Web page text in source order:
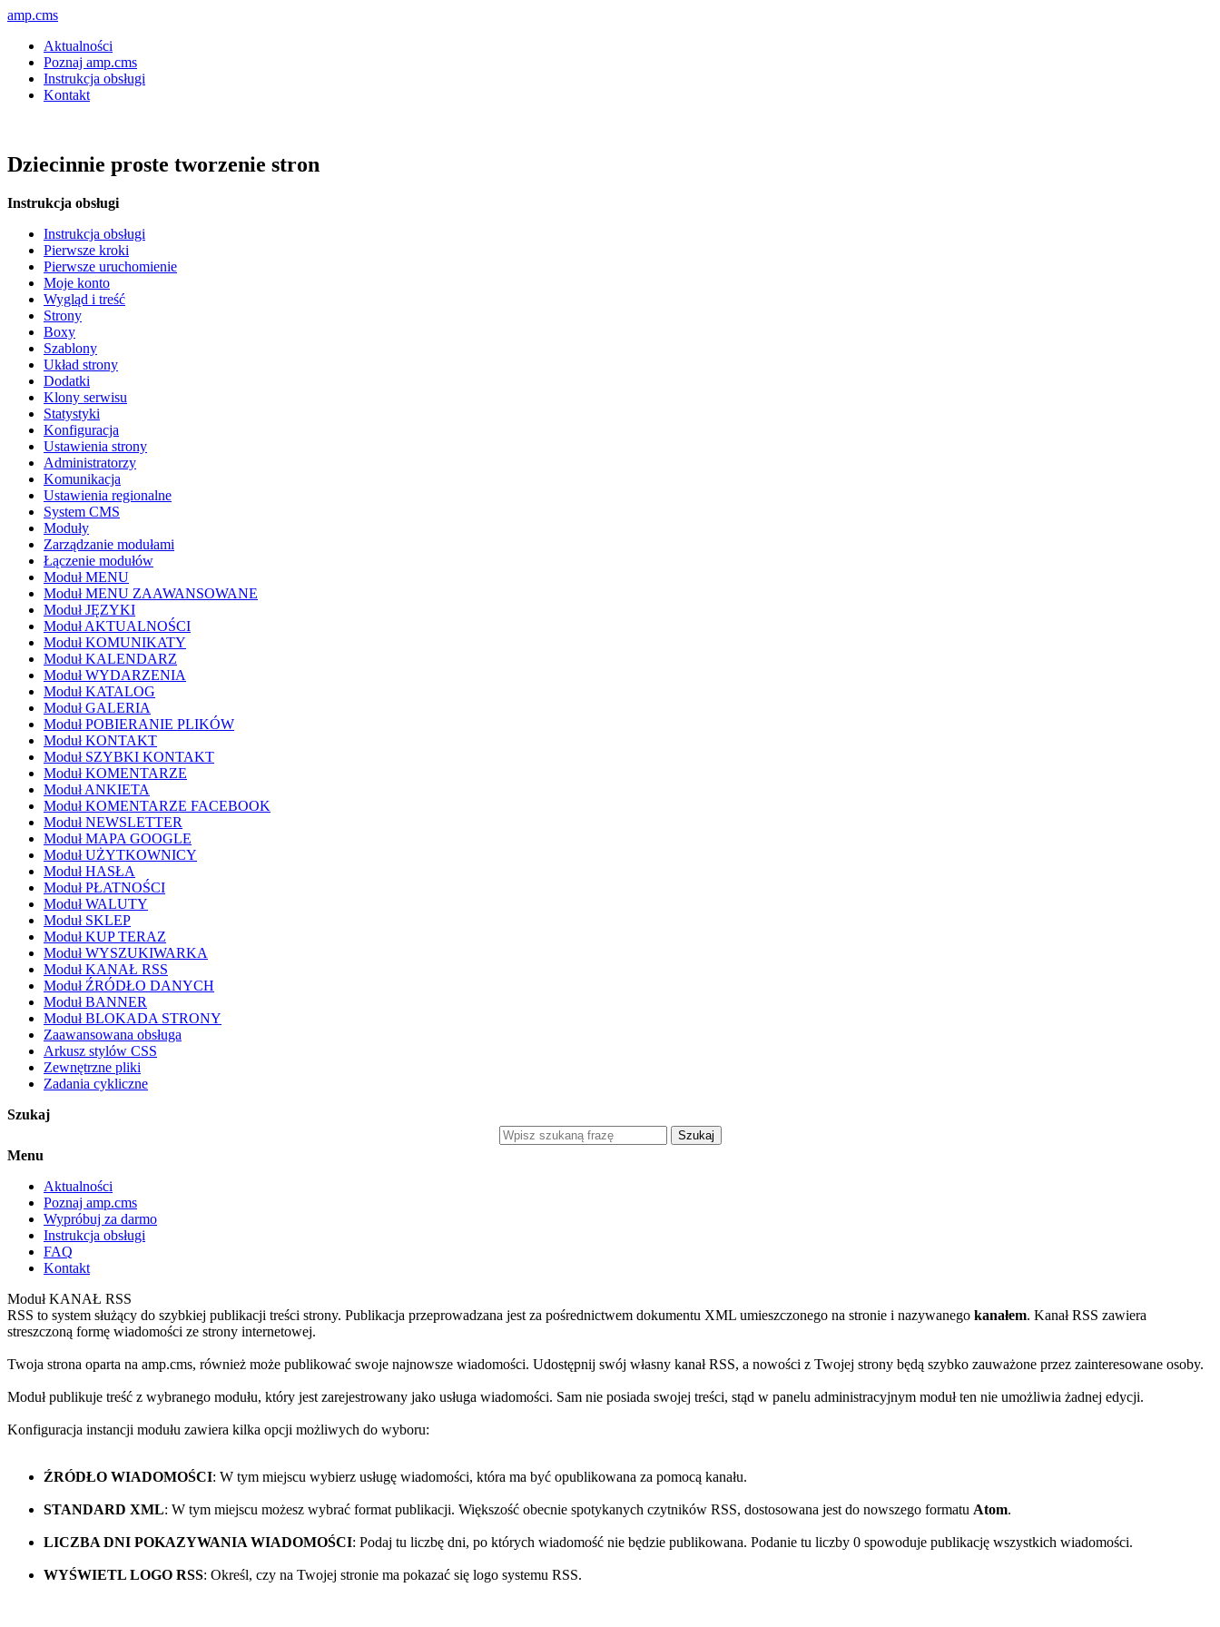
amp.cms
Aktualności
Poznaj amp.cms
Instrukcja obsługi
Kontakt
Dziecinnie proste tworzenie stron
Instrukcja obsługi
Instrukcja obsługi
Pierwsze kroki
Pierwsze uruchomienie
Moje konto
Wygląd i treść
Strony
Boxy
Szablony
Układ strony
Dodatki
Klony serwisu
Statystyki
Konfiguracja
Ustawienia strony
Administratorzy
Komunikacja
Ustawienia regionalne
System CMS
Moduły
Zarządzanie modułami
Łączenie modułów
Moduł MENU
Moduł MENU ZAAWANSOWANE
Moduł JĘZYKI
Moduł AKTUALNOŚCI
Moduł KOMUNIKATY
Moduł KALENDARZ
Moduł WYDARZENIA
Moduł KATALOG
Moduł GALERIA
Moduł POBIERANIE PLIKÓW
Moduł KONTAKT
Moduł SZYBKI KONTAKT
Moduł KOMENTARZE
Moduł ANKIETA
Moduł KOMENTARZE FACEBOOK
Moduł NEWSLETTER
Moduł MAPA GOOGLE
Moduł UŻYTKOWNICY
Moduł HASŁA
Moduł PŁATNOŚCI
Moduł WALUTY
Moduł SKLEP
Moduł KUP TERAZ
Moduł WYSZUKIWARKA
Moduł KANAŁ RSS
Moduł ŹRÓDŁO DANYCH
Moduł BANNER
Moduł BLOKADA STRONY
Zaawansowana obsługa
Arkusz stylów CSS
Zewnętrzne pliki
Zadania cykliczne
Szukaj
Menu
Aktualności
Poznaj amp.cms
Wypróbuj za darmo
Instrukcja obsługi
FAQ
Kontakt
Moduł KANAŁ RSS
RSS to system służący do szybkiej publikacji treści strony. Publikacja przeprowadzana jest za pośrednictwem dokumentu XML umieszczonego na stronie i nazywanego kanałem. Kanał RSS zawiera
streszczoną formę wiadomości ze strony internetowej.
Twoja strona oparta na amp.cms, również może publikować swoje najnowsze wiadomości. Udostępnij swój własny kanał RSS, a nowości z Twojej strony będą szybko zauważone przez zainteresowane osoby.
Moduł publikuje treść z wybranego modułu, który jest zarejestrowany jako usługa wiadomości. Sam nie posiada swojej treści, stąd w panelu administracyjnym moduł ten nie umożliwia żadnej edycji.
Konfiguracja instancji modułu zawiera kilka opcji możliwych do wyboru:
ŹRÓDŁO WIADOMOŚCI: W tym miejscu wybierz usługę wiadomości, która ma być opublikowana za pomocą kanału.
STANDARD XML: W tym miejscu możesz wybrać format publikacji. Większość obecnie spotykanych czytników RSS, dostosowana jest do nowszego formatu Atom.
LICZBA DNI POKAZYWANIA WIADOMOŚCI: Podaj tu liczbę dni, po których wiadomość nie będzie publikowana. Podanie tu liczby 0 spowoduje publikację wszystkich wiadomości.
WYŚWIETL LOGO RSS: Określ, czy na Twojej stronie ma pokazać się logo systemu RSS.